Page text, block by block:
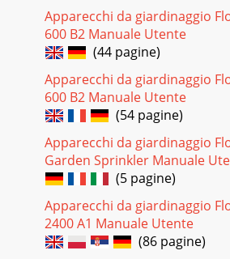
Apparecchi da giardinaggio
600 B2 Manuale Utente
(44 pagine)
Apparecchi da giardinaggio
600 B2 Manuale Utente
(54 pagine)
Apparecchi da giardinaggio
Garden Sprinkler Manuale
(5 pagine)
Apparecchi da giardinaggio
2400 A1 Manuale Utente
(86 pagine)